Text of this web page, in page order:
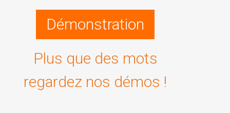
Démonstration
Plus que des mots
regardez nos démos !